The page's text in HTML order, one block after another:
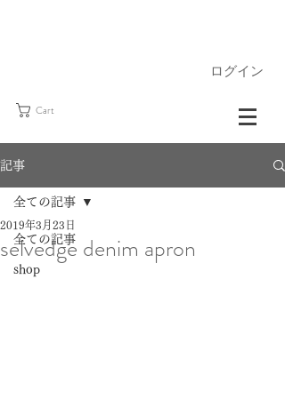
ログイン
Cart
記事
全ての記事
shop
全ての記事
selvedge denim apron
2019年3月23日